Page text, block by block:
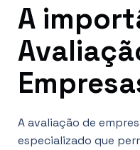
A
A avaliação de
especializado que